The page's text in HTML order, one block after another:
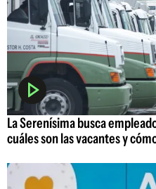
La Serenísima busca
cuáles son las vacantes y